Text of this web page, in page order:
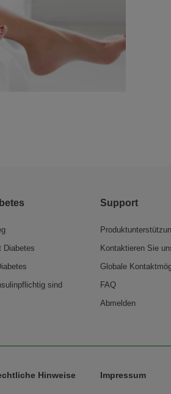
Diabetes
sind
Support
Kontaktieren Sie
Globale
FAQ
Abmelden
Hinweise Impressum